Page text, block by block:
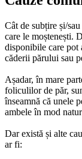
Cât de subțire și/
care le moștenești.
disponibile care pot
căderii părului sau
Așadar, în mare
foliculilor de păr,
înseamnă că unele
ambele în mod
Dar există și alte
ar fi: